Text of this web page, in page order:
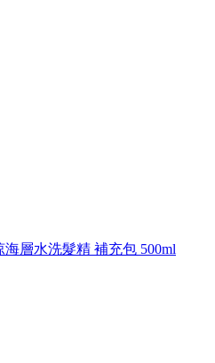
海層水洗髮精 補充包 500ml